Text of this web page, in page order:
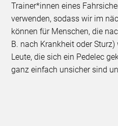
Trainer*innen eines
verwenden, sodass wir im
können für Menschen, die
B. nach Krankheit oder
Leute, die sich ein Pedelec
ganz einfach unsicher sind